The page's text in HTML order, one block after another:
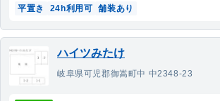
平置き
24h利用可 舗装あり
ハイツみたけ
岐阜県可児郡御嵩町中 中2348-23